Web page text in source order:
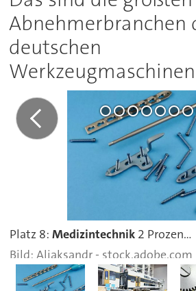
Abnehmerbranchen
deutschen
Platz 8:Medizintechnik 2 Prozent der 2023 in Deutschland produzierten Werkzeugmaschinen gingen in die Medizintechnik-Branche. Damit werden dort unter anderem medizinische Instrumente, Schrauben und Implantate gefertigt.
Aliaksandr - stock.adobe.com